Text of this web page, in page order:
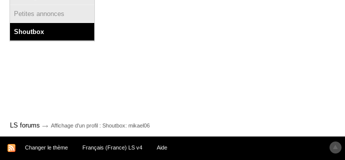
Petites annonces
Shoutbox
LS forums → Affichage d'un profil : Shoutbox: mikael06
Changer le thème Français (France) LS v4 Aide